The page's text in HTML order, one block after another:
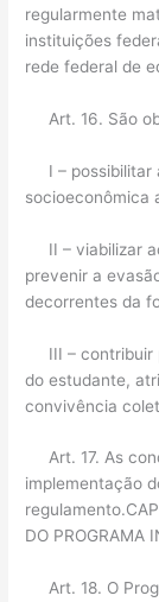
regularmente
instituições
rede federal de
Art. 16. São
I – possibilitar
socioeconômica
II – viabilizar
prevenir a
decorrentes da
III – contribuir
do estudante,
convivência
Art. 17. As
implementação
DO PROGRAMA
Art. 18. O